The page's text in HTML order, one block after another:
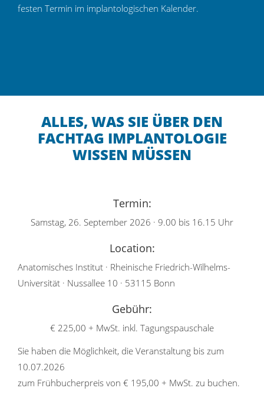
festen Termin im implantologischen Kalender.
ALLES, WAS SIE ÜBER DEN
FACHTAG IMPLANTOLOGIE
WISSEN MÜSSEN
Termin:
Samstag, 26. September 2026 · 9.00 bis 16.15 Uhr
Location:
Anatomisches Institut · Rheinische Friedrich-Wilhelms-
Universität · Nussallee 10 · 53115 Bonn
Gebühr:
€ 225,00 + MwSt. inkl. Tagungspauschale
Sie haben die Möglichkeit, die Veranstaltung bis zum
10.07.2026
zum Frühbucherpreis von € 195,00 + MwSt. zu buchen.